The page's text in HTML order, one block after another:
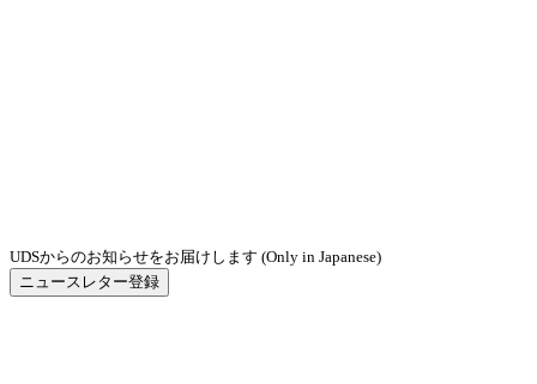
UDSからのお知らせをお届けします (Only in Japanese)
ニュースレター登録